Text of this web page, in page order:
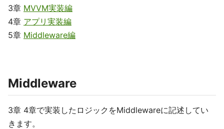
3章 MVVM実装編
4章 アプリ実装編
5章 Middleware編
Middleware
3章 4章で実装したロジックをMiddlewareに記述してい
きます。